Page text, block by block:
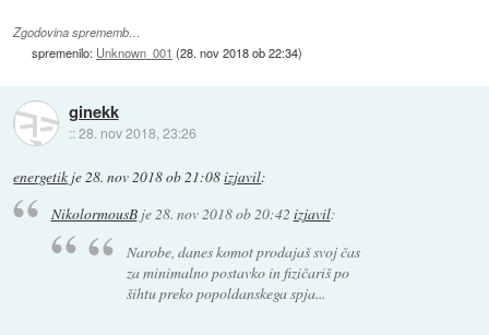
Zgodovina sprememb…
spremenilo: Unknown_001 (28. nov 2018 ob 22:34)
ginekk
::28. nov 2018, 23:26
energetik je28. nov 2018 ob 21:08izjavil:
NikolormousBje 28. nov 2018 ob 20:42 izjavil:
Narobe, danes komot prodajaš svoj čas
za minimalno postavko in fizičariš po
šihtu preko popoldanskega spja...